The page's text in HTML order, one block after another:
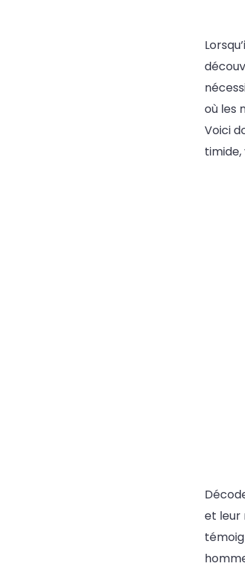
où les
Voici
et leur